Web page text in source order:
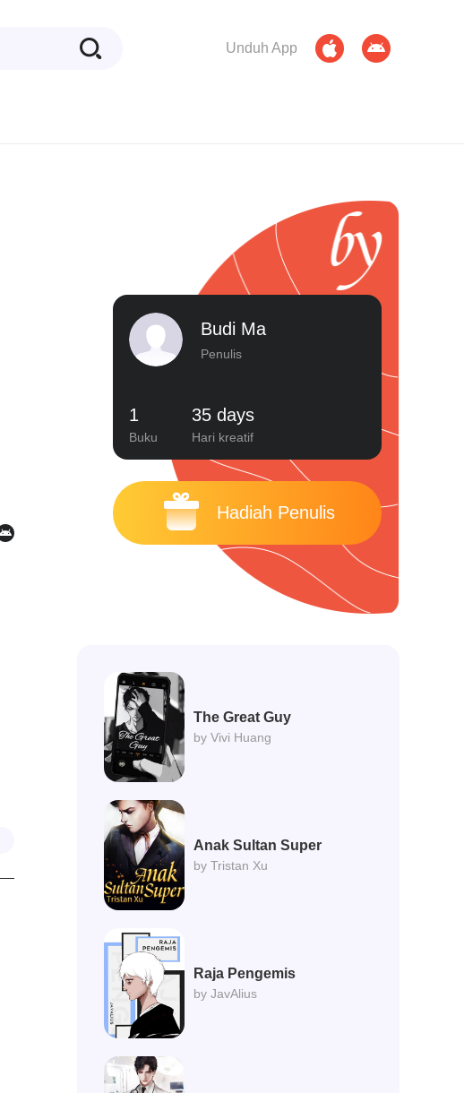
Unduh App
Budi Ma
Penulis
1
Buku
35 days
Hari kreatif
Hadiah Penulis
The Great Guy
by Vivi Huang
Anak Sultan Super
by Tristan Xu
Raja Pengemis
by JavAlius